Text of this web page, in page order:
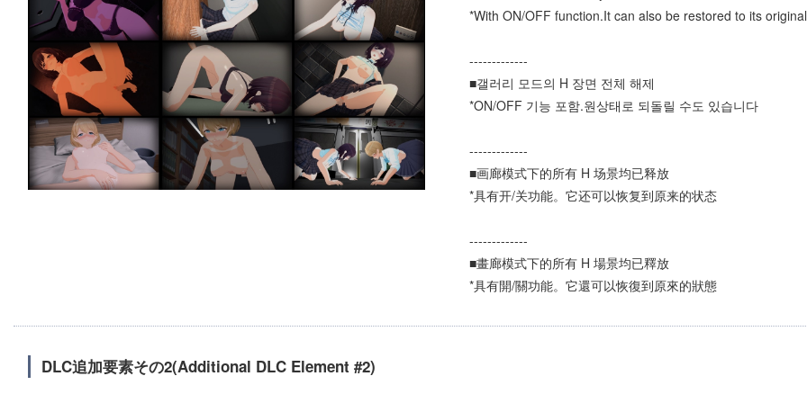
*With ON/OFF function.It can also be restored to its
-------------
■갤러리 모드의 H 장면 전체 해제
*ON/OFF 기능 포함.원상태로 되돌릴 수도 있습니다
-------------
■画廊模式下的所有 H 场景均已释放
*具有开/关功能。它还可以恢复到原来的状态
-------------
■畫廊模式下的所有 H 場景均已釋放
*具有開/關功能。它還可以恢復到原來的狀態
DLC追加要素その2(Additional DLC Element #2)